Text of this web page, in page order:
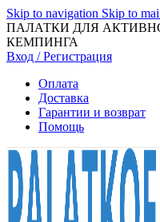
Skip to navigation Skip to
ПАЛАТКИ ДЛЯ
КЕМПИНГА
Вход / Регистрация
Оплата
Доставка
Гарантии и возврат
Помощь